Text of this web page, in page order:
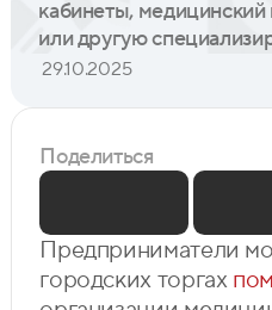
кабинеты,
или другую
29.10.2025
Предприниматели
городских торгах
Поделиться